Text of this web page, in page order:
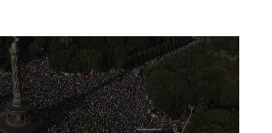
Partei in Deutschland den Austritt
der mehr nach Rüstungsdeal als
wird niemals Sicherheit schaffen,
oder weltweit.